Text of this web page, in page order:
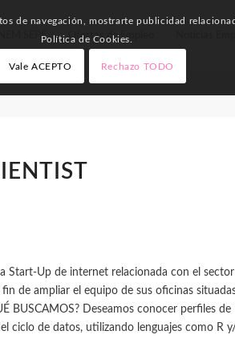
SEPE Ofertas de Empleo
Start-Up de internet relacionada con el
de ampliar el equipo de sus oficinas
BUSCAMOS? Deseamos conocer perfiles
ciclo de datos, utilizando lenguajes como R
de navegación, mostrarte publicidad
Política de Cookies.
Vale ACEPTO Rechazo TODO